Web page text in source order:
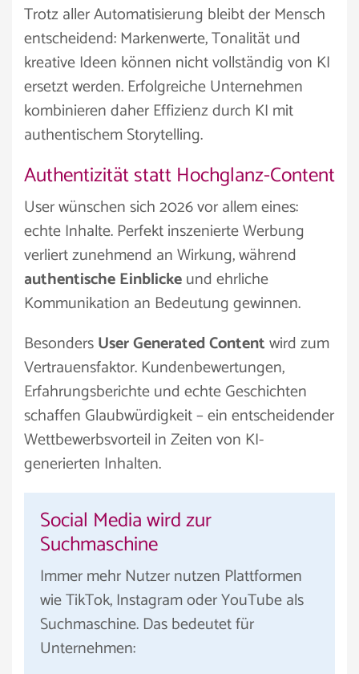
Trotz aller Automatisierung bleibt der Mensch
entscheidend: Markenwerte, Tonalität und
kreative Ideen können nicht vollständig von KI
ersetzt werden. Erfolgreiche Unternehmen
kombinieren daher Effizienz durch KI mit
authentischem Storytelling.
Authentizität statt Hochglanz-Content
User wünschen sich 2026 vor allem eines:
echte Inhalte. Perfekt inszenierte Werbung
verliert zunehmend an Wirkung, während
authentische Einblickeund ehrliche
Kommunikation an Bedeutung gewinnen.
BesondersUser Generated Contentwird zum
Vertrauensfaktor. Kundenbewertungen,
Erfahrungsberichte und echte Geschichten
schaffen Glaubwürdigkeit – ein entscheidender
Wettbewerbsvorteil in Zeiten von KI-
generierten Inhalten.
Social Media wird zur
Suchmaschine
Immer mehr Nutzer nutzen Plattformen
wie TikTok, Instagram oder YouTube als
Suchmaschine. Das bedeutet für
Unternehmen: